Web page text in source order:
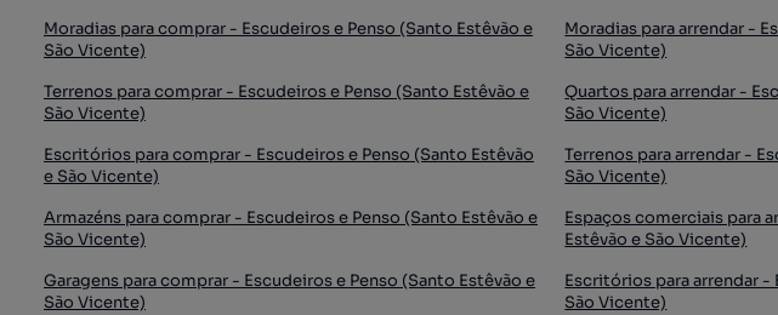
Moradias para comprar - Escudeiros e Penso (Santo Estêvão e
São Vicente)
Terrenos para comprar - Escudeiros e Penso (Santo Estêvão e
São Vicente)
Escritórios para comprar - Escudeiros e Penso (Santo Estêvão
e São Vicente)
Armazéns para comprar - Escudeiros e Penso (Santo Estêvão e
São Vicente)
Garagens para comprar - Escudeiros e Penso (Santo Estêvão e
São Vicente)
Moradias para arrendar -
São Vicente)
Quartos para arrendar -
São Vicente)
Terrenos para arrendar -
São Vicente)
Espaços comerciais para
Estêvão e São Vicente)
Escritórios para arrendar -
São Vicente)